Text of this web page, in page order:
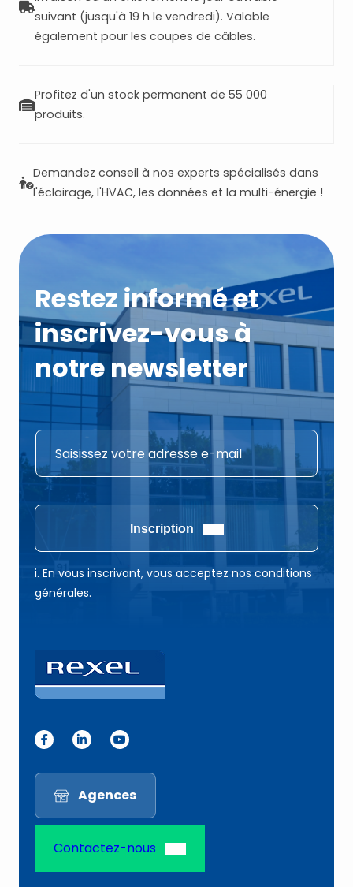
suivant (jusqu'à 19 h le vendredi). Valable
également pour les coupes de câbles.
Profitez d'un stock permanent de 55 000
produits.
Demandez conseil à nos experts spécialisés dans
l'éclairage, l'HVAC, les données et la multi-énergie !
Restez informé et
inscrivez-vous à
notre newsletter
*
-
i
l
E
l
E
m
a
l
*
Inscription
i. En vous inscrivant, vous acceptez nos conditions
générales.
Agences
Contactez-nous